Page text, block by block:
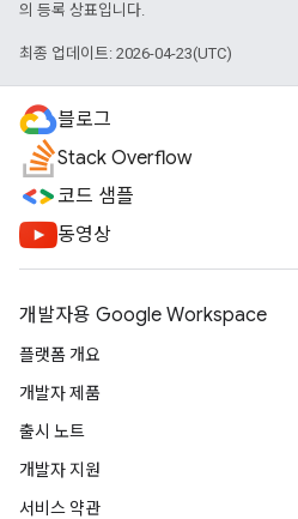
의 등록 상표입니다.
최종 업데이트: 2026-04-23(UTC)
블로그
Stack Overflow
코드 샘플
동영상
개발자용 Google Workspace
플랫폼 개요
개발자 제품
출시 노트
개발자 지원
서비스 약관